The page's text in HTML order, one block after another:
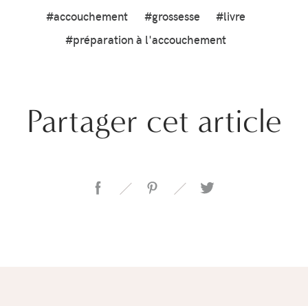
#accouchement #grossesse
#livre
#préparation à l'accouchement
Partager cet article